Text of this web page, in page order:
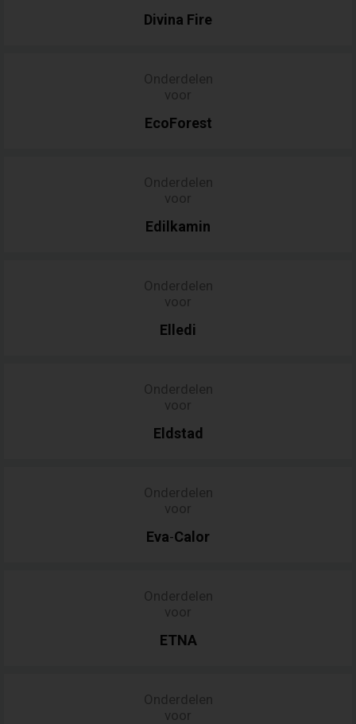
Divina Fire
Onderdelen
voor
EcoForest
Onderdelen
voor
Edilkamin
Onderdelen
voor
Elledi
Onderdelen
voor
Eldstad
Onderdelen
voor
Eva-Calor
Onderdelen
voor
ETNA
Onderdelen
voor